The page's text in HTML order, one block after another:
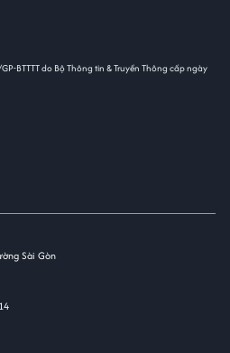
BTTTT do Bộ Thông tin & Truyền Thông cấp ngày
Sài Gòn